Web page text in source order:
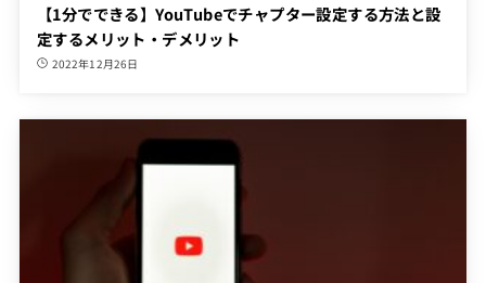
【1分でできる】YouTubeでチャプター設定する方法と設
定するメリット・デメリット
2022年12月26日